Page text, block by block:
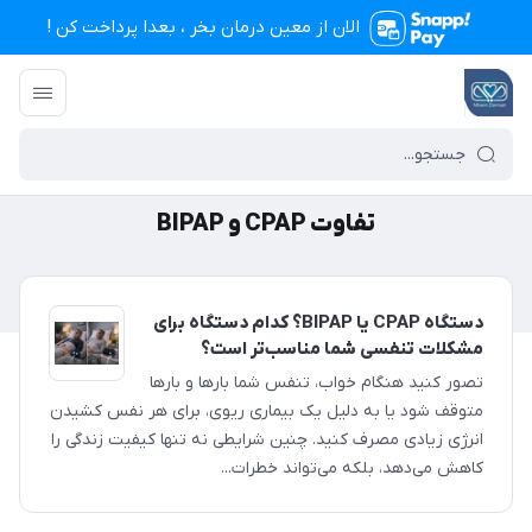
الان از معین درمان بخر ، بعدا پرداخت کن !
تجهیزات پزشکی معین درمان
تفاوت CPAP و BIPAP
دستگاه CPAP یا BIPAP؟ کدام دستگاه برای
مشکلات تنفسی شما مناسب‌تر است؟
تصور کنید هنگام خواب، تنفس شما بارها و بارها
متوقف شود یا به دلیل یک بیماری ریوی، برای هر نفس کشیدن
انرژی زیادی مصرف کنید. چنین شرایطی نه تنها کیفیت زندگی را
کاهش می‌دهد، بلکه می‌تواند خطرات...